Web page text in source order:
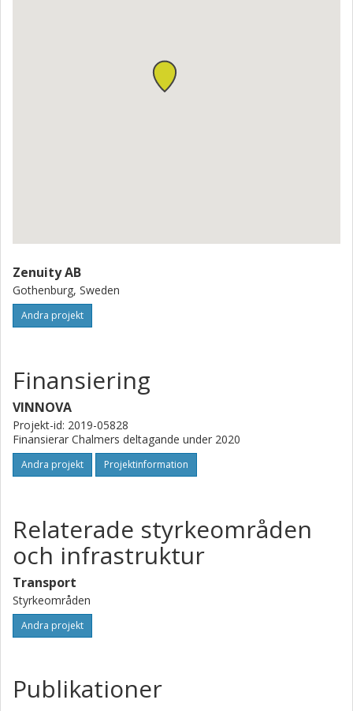
Zenuity AB
Gothenburg, Sweden
Andra projekt
Finansiering
VINNOVA
Projekt-id: 2019-05828
Finansierar Chalmers deltagande under 2020
Andra projekt Projektinformation
Relaterade styrkeområden
och infrastruktur
Transport
Styrkeområden
Andra projekt
Publikationer